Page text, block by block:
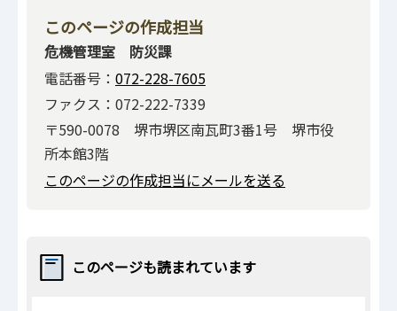
このページの作成担当
危機管理室 防災課
電話番号： 072-228-7605
ファクス：072-222-7339
〒590-0078 堺市堺区南瓦町3番1号 堺市役
所本館3階
このページの作成担当にメールを送る
このページも読まれています